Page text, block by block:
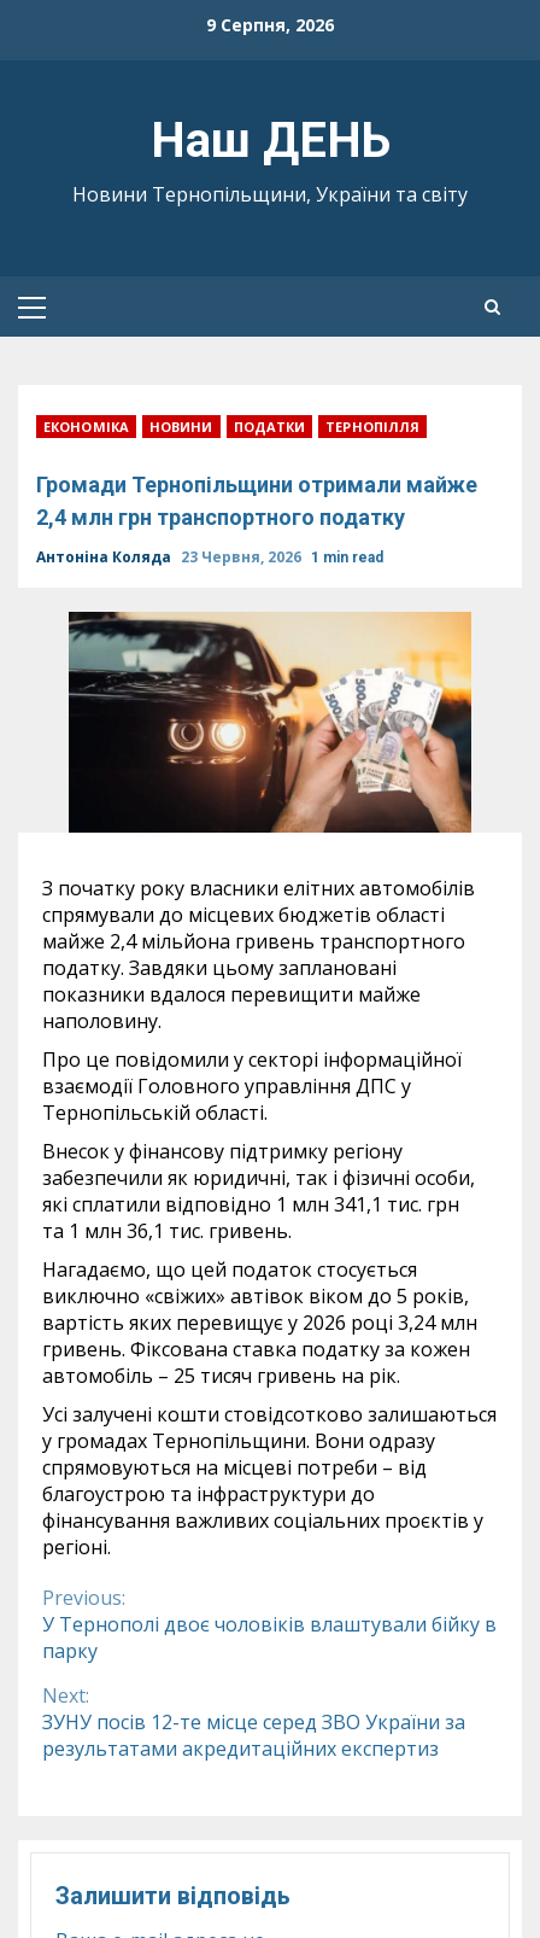
9 Серпня, 2026
Наш ДЕНЬ
Новини Тернопільщини, України та світу
Primary
ЕКОНОМІКА НОВИНИ ПОДАТКИ ТЕРНОПІЛЛЯ
Громади Тернопільщини отримали майже
2,4 млн грн транспортного податку
Антоніна Коляда 23 Червня, 2026 1 min read
З початку року власники елітних автомобілів
спрямували до місцевих бюджетів області
майже 2,4 мільйона гривень транспортного
податку. Завдяки цьому заплановані
показники вдалося перевищити майже
наполовину.
Про це повідомили у секторі інформаційної
взаємодії Головного управління ДПС у
Тернопільській області.
Внесок у фінансову підтримку регіону
забезпечили як юридичні, так і фізичні особи,
які сплатили відповідно 1 млн 341,1 тис. грн
та 1 млн 36,1 тис. гривень.
Нагадаємо, що цей податок стосується
виключно «свіжих» автівок віком до 5 років,
вартість яких перевищує у 2026 році 3,24 млн
гривень. Фіксована ставка податку за кожен
автомобіль – 25 тисяч гривень на рік.
Усі залучені кошти стовідсотково залишаються
у громадах Тернопільщини. Вони одразу
спрямовуються на місцеві потреби – від
благоустрою та інфраструктури до
фінансування важливих соціальних проєктів у
регіоні.
Continue
Reading
Previous:
У Тернополі двоє чоловіків влаштували бійку в
парку
Next:
ЗУНУ посів 12-те місце серед ЗВО України за
результатами акредитаційних експертиз
Залишити відповідь